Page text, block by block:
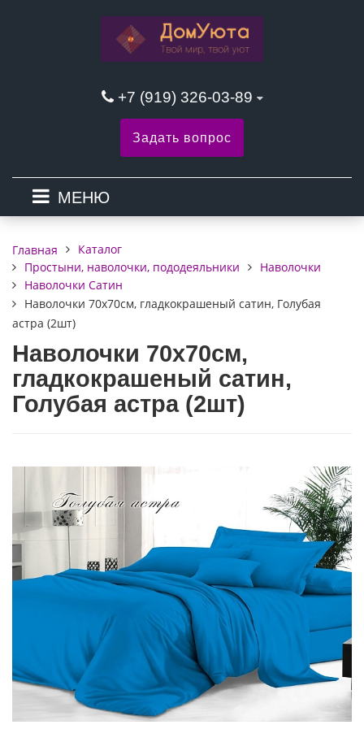
+7 (919) 326-03-89
Задать вопрос
МЕНЮ
Главная
Каталог
Простыни, наволочки, пододеяльники
Наволочки
Наволочки Сатин
Наволочки 70х70см, гладкокрашеный сатин, Голубая
астра (2шт)
Наволочки 70х70см,
гладкокрашеный сатин,
Голубая астра (2шт)